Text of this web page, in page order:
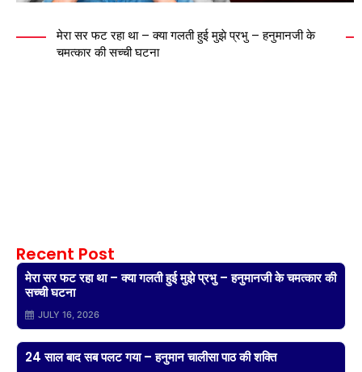
मेरा सर फट रहा था – क्या गलती हुई मुझे प्रभु – हनुमानजी के
चमत्कार की सच्ची घटना
Recent Post
मेरा सर फट रहा था – क्या गलती हुई मुझे प्रभु – हनुमानजी के चमत्कार की
सच्ची घटना
JULY 16, 2026
24 साल बाद सब पलट गया – हनुमान चालीसा पाठ की शक्ति